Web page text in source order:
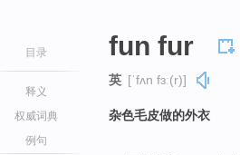
目录
释义
权威词典
例句
fun fur
英 [ˈfʌn fɜː(r)]
杂色毛皮做的外衣